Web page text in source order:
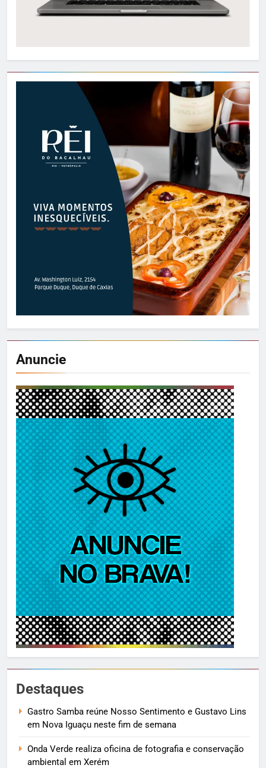
Anuncie
Destaques
Gastro Samba reúne Nosso Sentimento e Gustavo Lins
em Nova Iguaçu neste fim de semana
Onda Verde realiza oficina de fotografia e conservação
ambiental em Xerém